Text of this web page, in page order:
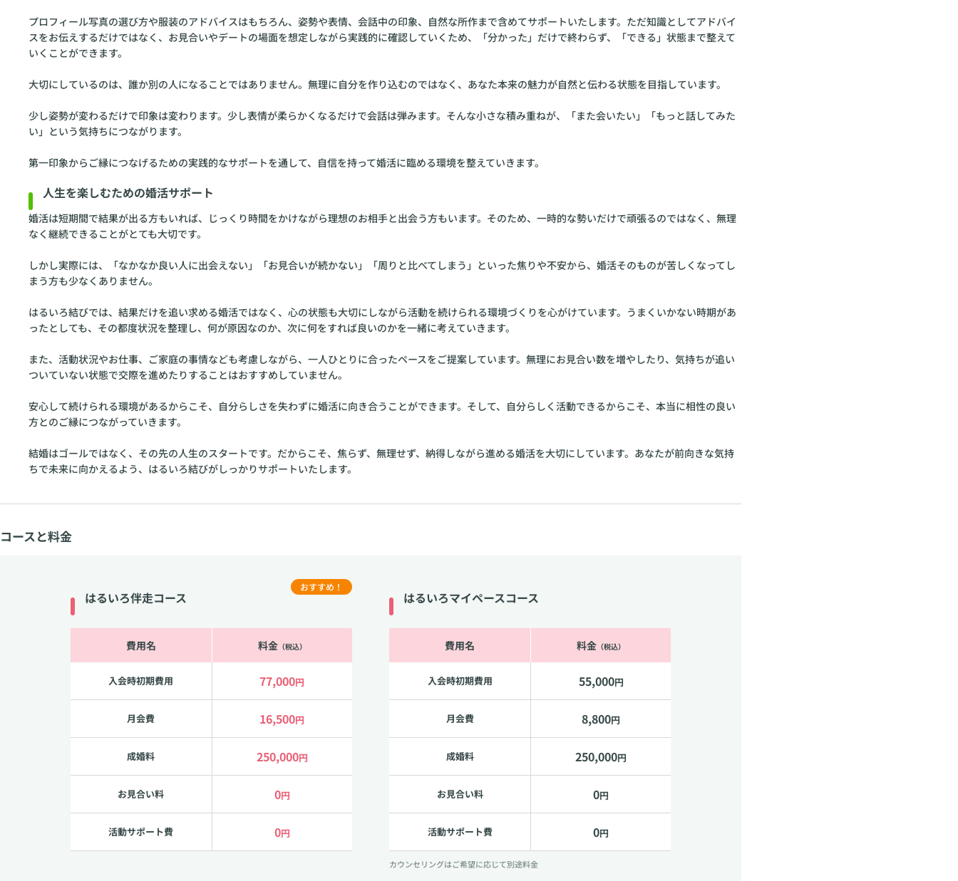
プロフィール写真の選び方や服装のアドバイスはもちろん、姿勢や表情、会話中の印象、自然な所作まで含めてサポートいたします。ただ知識としてアドバイ
スをお伝えするだけではなく、お見合いやデートの場面を想定しながら実践的に確認していくため、「分かった」だけで終わらず、「できる」状態まで整えて
いくことができます。
大切にしているのは、誰か別の人になることではありません。無理に自分を作り込むのではなく、あなた本来の魅力が自然と伝わる状態を目指しています。
少し姿勢が変わるだけで印象は変わります。少し表情が柔らかくなるだけで会話は弾みます。そんな小さな積み重ねが、「また会いたい」「もっと話してみた
い」という気持ちにつながります。
第一印象からご縁につなげるための実践的なサポートを通して、自信を持って婚活に臨める環境を整えていきます。
人生を楽しむための婚活サポート
婚活は短期間で結果が出る方もいれば、じっくり時間をかけながら理想のお相手と出会う方もいます。そのため、一時的な勢いだけで頑張るのではなく、無理
なく継続できることがとても大切です。
しかし実際には、「なかなか良い人に出会えない」「お見合いが続かない」「周りと比べてしまう」といった焦りや不安から、婚活そのものが苦しくなってし
まう方も少なくありません。
はるいろ結びでは、結果だけを追い求める婚活ではなく、心の状態も大切にしながら活動を続けられる環境づくりを心がけています。うまくいかない時期があ
ったとしても、その都度状況を整理し、何が原因なのか、次に何をすれば良いのかを一緒に考えていきます。
また、活動状況やお仕事、ご家庭の事情なども考慮しながら、一人ひとりに合ったペースをご提案しています。無理にお見合い数を増やしたり、気持ちが追い
ついていない状態で交際を進めたりすることはおすすめしていません。
安心して続けられる環境があるからこそ、自分らしさを失わずに婚活に向き合うことができます。そして、自分らしく活動できるからこそ、本当に相性の良い
方とのご縁につながっていきます。
結婚はゴールではなく、その先の人生のスタートです。だからこそ、焦らず、無理せず、納得しながら進める婚活を大切にしています。あなたが前向きな気持
ちで未来に向かえるよう、はるいろ結びがしっかりサポートいたします。
コースと料金
はるいろ伴走コース
おすすめ！
費用名 料金（税込）
入会時初期費用 77,000円
月会費 16,500円
成婚料 250,000円
お見合い料 0円
活動サポート費 0円
はるいろマイペースコース
費用名 料金 （税込）
入会時初期費用 55,000円
月会費 8,800円
成婚料 250,000円
お見合い料 0円
活動サポート費 0円
カウンセリングはご希望に応じて別途料金